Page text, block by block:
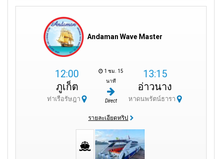
Andaman Wave Master
12:00
ภูเก็ต
ท่าเรือรัษฎา
1 ชม. 15
นาที
Direct
13:15
อ่าวนาง
หาดนพรัตน์ธารา
รายละเอียดทริป